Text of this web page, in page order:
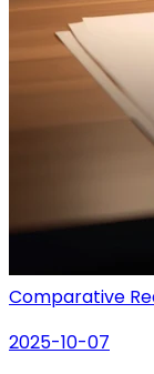
Comparative
2025-10-07